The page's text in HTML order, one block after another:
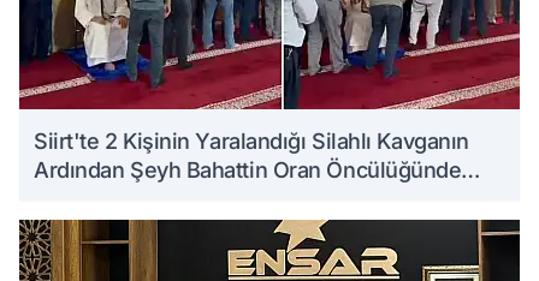
Siirt'te 2 Kişinin Yaralandığı Silahlı Kavganın
Ardından Şeyh Bahattin Oran Öncülüğünde